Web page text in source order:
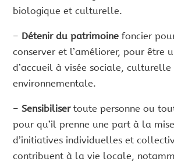
biologique et culturelle.
– Détenir du patrimoine foncier
conserver et l’améliorer, pour être
d’accueil à visée sociale, culturelle
environnementale.
–Sensibilisertoute personne ou
pour qu’il prenne une part à la
d’initiatives individuelles et
contribuent à la vie locale,